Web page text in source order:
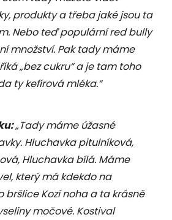
produkty a třeba jaké jsou ta
Nebo teď populární red bully
množství. Pak tady máme
„bez cukru“ a je tam toho
ty kefírová mléka.“
„Tady máme úžasné
Hluchavka pitulníková,
Hluchavka bílá. Máme
který má kdekdo na
bršlice Kozí noha a ta krásně
močové. Kostival